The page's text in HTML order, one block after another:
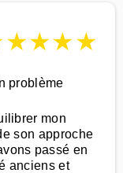
★★★★
problème
mon
son approche
passé en
anciens et